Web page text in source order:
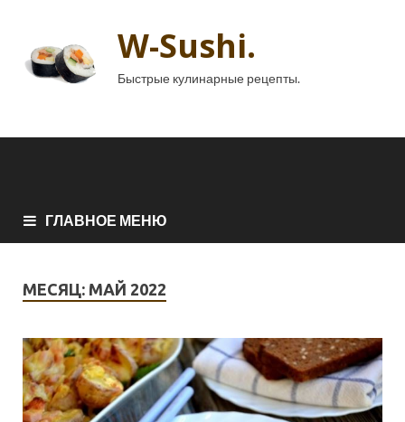
W-Sushi.
Быстрые кулинарные рецепты.
ГЛАВНОЕ МЕНЮ
МЕСЯЦ: МАЙ 2022